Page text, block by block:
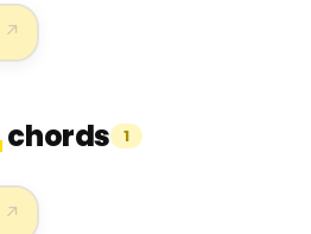
↗
chords 1
↗